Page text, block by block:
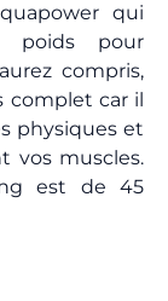
qui
poids pour
compris,
complet car il
physiques et
vos muscles.
est de 45